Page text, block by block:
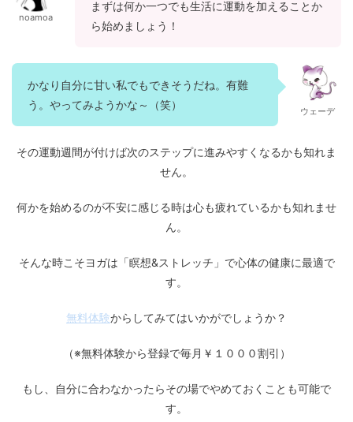
noamoa
まずは何か一つでも生活に運動を加えることか
ら始めましょう！
かなり自分に甘い私でもできそうだね。有難
う。やってみようかな～（笑）
ウェーデ
その運動週間が付けば次のステップに進みやすくなるかも知れま
せん。
何かを始めるのが不安に感じる時は心も疲れているかも知れませ
ん。
そんな時こそヨガは「瞑想&ストレッチ」で心体の健康に最適で
す。
無料体験からしてみてはいかがでしょうか？
（※無料体験から登録で毎月￥１０００割引）
もし、自分に合わなかったらその場でやめておくことも可能で
す。